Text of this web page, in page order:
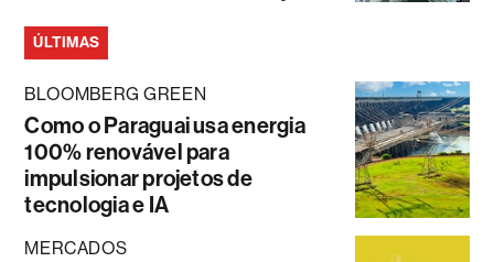
ÚLTIMAS
BLOOMBERG GREEN
Como o Paraguai usa energia
100% renovável para
impulsionar projetos de
tecnologia e IA
MERCADOS